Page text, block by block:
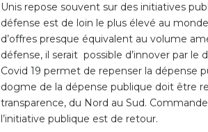
Unis repose souvent sur des initiatives
défense est de loin le plus élevé au
d’offres presque équivalent au volume
défense, il serait possible d’innover par
Covid 19 permet de repenser la dépense
dogme de la dépense publique doit être
transparence, du Nord au Sud.
l’initiative publique est de retour.